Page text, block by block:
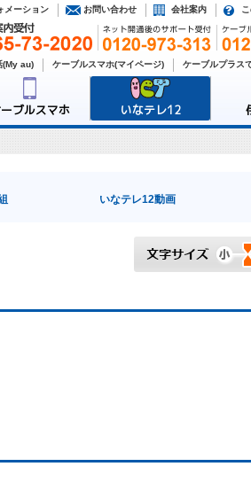
会社案内
お問い合わせ
メーション
ブルスマホ いなテレ12
ケーブルプラス
ケーブルスマホ(マイページ)
(My au)
いなテレ12動画